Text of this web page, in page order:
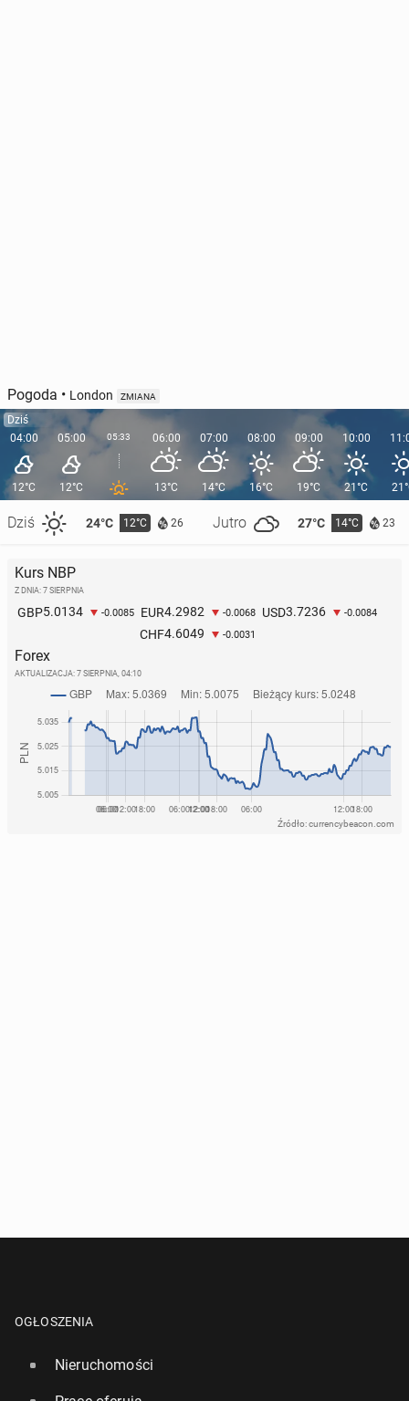
Pogoda • London ZMIANA
Dziś
04:00
12°C
Dziś 24°C 12°C 26 Jutro 27°C 14°C 23
05:00
12°C
05:33 06:00
13°C
07:00
14°C
08:00
16°C
09:00
19°C
10:00
21°C
Kurs NBP
Z DNIA: 7 SIERPNIA
GBP5.0134 -0.0085 EUR4.2982 -0.0068 USD3.7236 -0.0084
CHF4.6049 -0.0031
Forex
AKTUALIZACJA: 7 SIERPNIA, 04:10
Źródło: currencybeacon.com
OGŁOSZENIA
Nieruchomości